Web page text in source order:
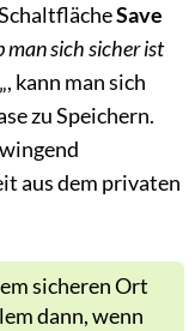
Save
man sich sicher ist
„, kann man sich
zu Speichern.
aus dem privaten
sicheren Ort
dann, wenn